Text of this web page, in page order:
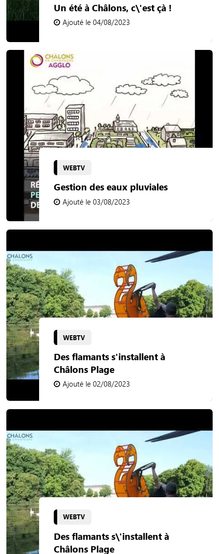
Un été à Châlons, c\'est çà !
Ajouté le 04/08/2023
WEBTV
Gestion des eaux pluviales
Ajouté le 03/08/2023
WEBTV
Des flamants s'installent à
Châlons Plage
Ajouté le 02/08/2023
WEBTV
Des flamants s\'installent à
Châlons Plage